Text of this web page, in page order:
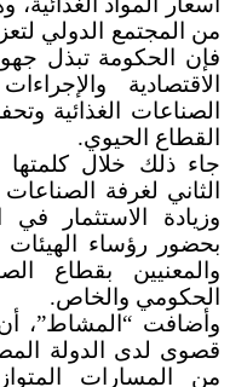
من المجتمع الدولي
فإن الحكومة تبذل
الاقتصادية
الصناعات الغذائية
القطاع الحيوي.
جاء ذلك خلال
الثاني لغرفة
وزيادة الاستثمار في
بحضور رؤساء الهيئات
والمعنيين بقطاع
الحكومي والخاص.
وأضافت “المشاط”، أن
قصوى لدى الدولة
من المسارات